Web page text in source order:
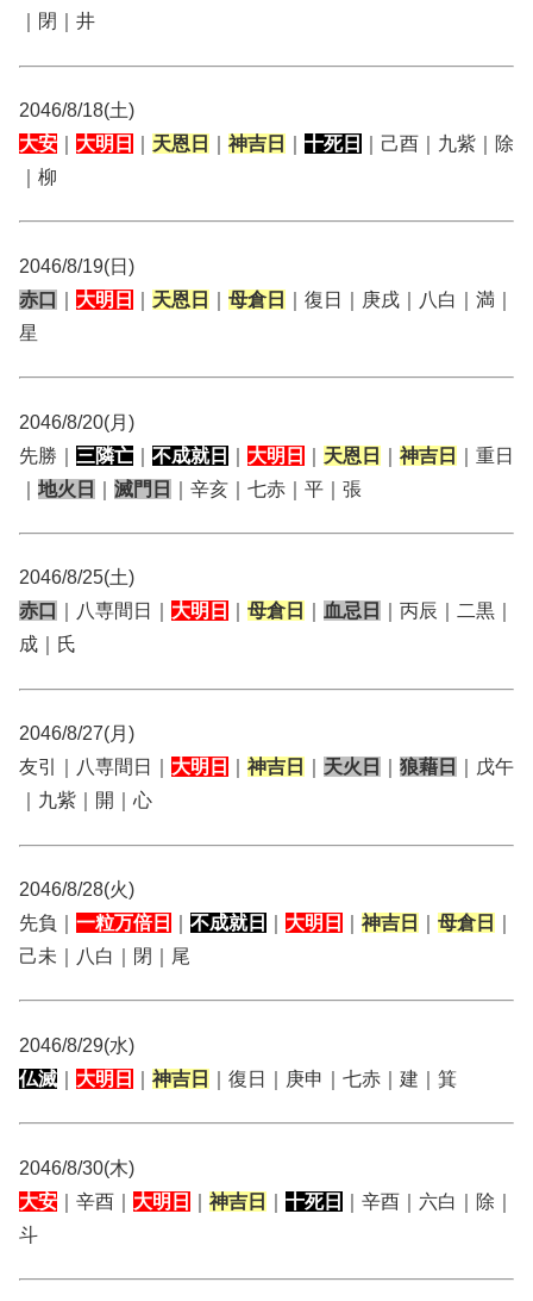
｜閉｜井
2046/8/18(土)
大安
大明日 天恩日 神吉日 十死日
｜己酉｜九紫｜除
｜柳
2046/8/19(日)
赤口
大明日 天恩日 母倉日
｜復日｜庚戌｜八白｜満｜
星
2046/8/20(月)
先勝｜ 三隣亡 不成就日 大明日 天恩日 神吉日
｜重日
地火日 滅門日 ｜辛亥｜七赤｜平｜張
2046/8/25(土)
赤口
｜八専間日｜ 大明日 母倉日 血忌日
｜丙辰｜二黒｜
成｜氏
2046/8/27(月)
友引｜八専間日｜ 大明日 神吉日 天火日 狼藉日
｜戊午
｜九紫｜開｜心
2046/8/28(火)
先負｜ 一粒万倍日 不成就日 大明日 神吉日 母倉日
己未｜八白｜閉｜尾
2046/8/29(水)
仏滅
大明日 神吉日 ｜復日｜庚申｜七赤｜建｜箕
2046/8/30(木)
大安 ｜辛酉｜ 大明日 神吉日 十死日
｜辛酉｜六白｜除｜
斗